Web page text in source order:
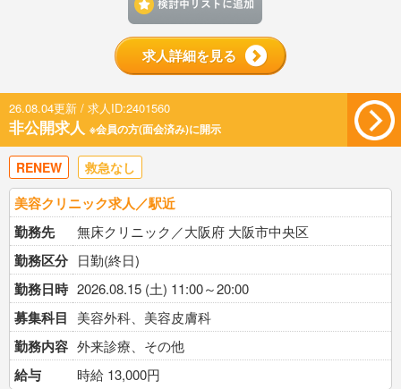
求人詳細を見る
26.08.04更新 / 求人ID:2401560
非公開求人 ※会員の方(面会済み)に開示
RENEW 救急なし
美容クリニック求人／駅近
勤務先
無床クリニック／大阪府 大阪市中央区
勤務区分 日勤(終日)
勤務日時 2026.08.15 (土) 11:00～20:00
募集科目 美容外科、美容皮膚科
勤務内容 外来診療、その他
給与 時給 13,000円